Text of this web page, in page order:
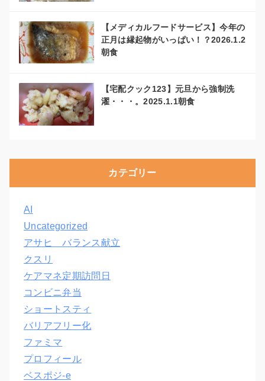
【メディカルフードサービス】今年の
正月は縁起物がいっぱい！？2026.1.2
朝食
【宅配クック123】元旦から強制洗
濯・・・。2025.1.1朝食
カテゴリー
AI
Uncategorized
アサヒ バランス献立
クスリ
ケアマネ定期訪問日
コンビニ弁当
ショートスティ
バリアフリー化
ファミマ
プロフィール
ベスポジ-e